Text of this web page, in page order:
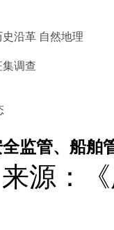
史沿革 自然地理
集调查
监管、船舶
来源：